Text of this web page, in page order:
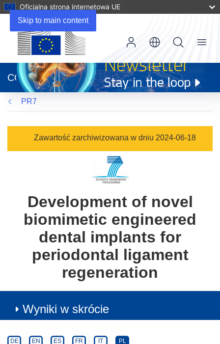
Skip to main content
Oficjalna strona internetowa UE
otworzy
się
w
nowym
oknie)
CORDIS
Menu
PR7
Zawartość zarchiwizowana w dniu 2024-06-18
Development of novel
biomimetic engineered
dental implants for
periodontal ligament
regeneration
Wyniki w skrócie
Category
Article
DE EN ES FR IT PL